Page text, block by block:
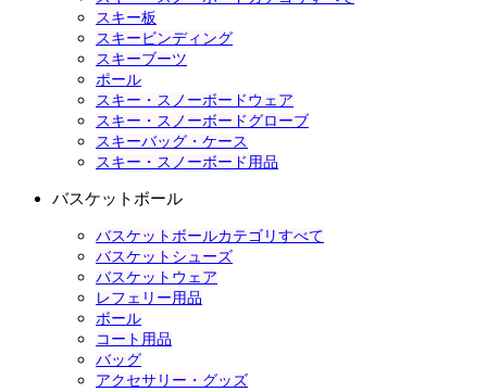
スキー板
スキービンディング
スキーブーツ
ポール
スキー・スノーボードウェア
スキー・スノーボードグローブ
スキーバッグ・ケース
スキー・スノーボード用品
バスケットボール
バスケットボールカテゴリすべて
バスケットシューズ
バスケットウェア
レフェリー用品
ボール
コート用品
バッグ
アクセサリー・グッズ